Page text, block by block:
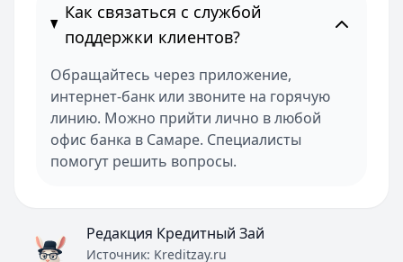
Как связаться с службой
поддержки клиентов?
Обращайтесь через приложение,
интернет-банк или звоните на горячую
линию. Можно прийти лично в любой
офис банка в Самаре. Специалисты
помогут решить вопросы.
Редакция Кредитный Зай
Источник: Kreditzay.ru